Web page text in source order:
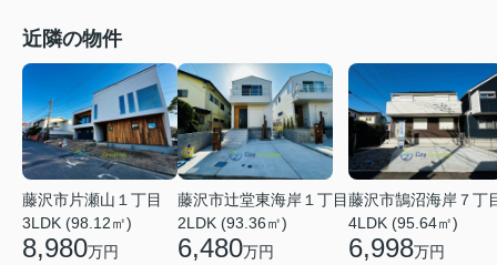
近隣の物件
藤沢市片瀬山１丁目
3LDK (98.12㎡)
8,980万円
藤沢市辻堂東海岸１丁目
2LDK (93.36㎡)
6,480万円
藤沢市鵠沼海岸７丁
4LDK (95.64㎡)
6,998万円